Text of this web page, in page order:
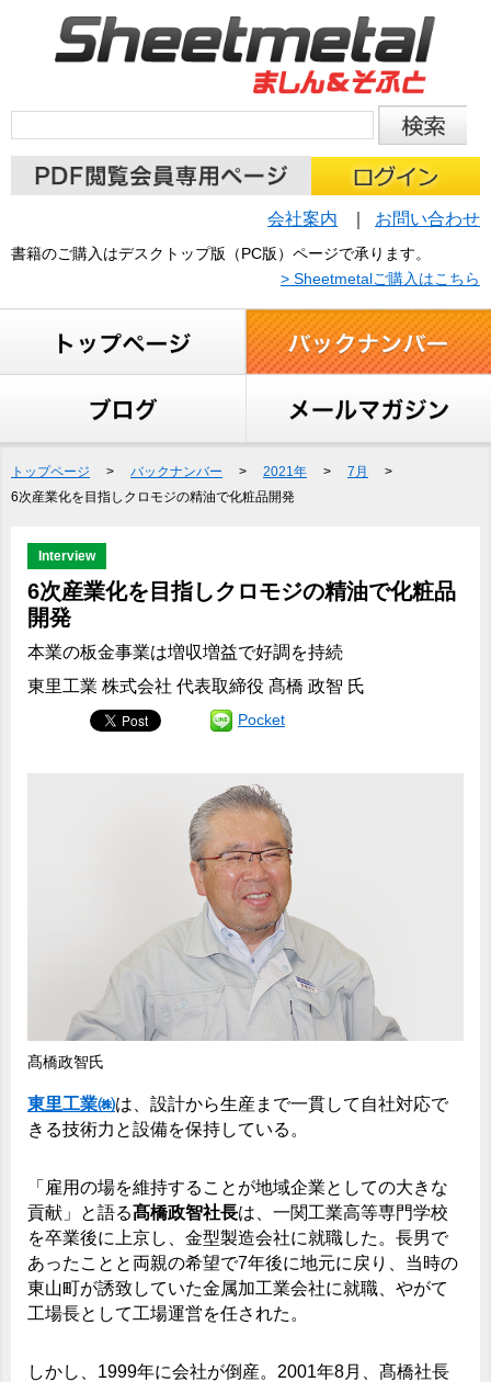
会社案内 お問い合わせ
書籍のご購入はデスクトップ版（PC版）ページで承ります。
> Sheetmetalご購入はこちら
トップページ > バックナンバー > 2021年 > 7月
>
6次産業化を目指しクロモジの精油で化粧品開発
Interview
6次産業化を目指しクロモジの精油で化粧品
開発
本業の板金事業は増収増益で好調を持続
東里工業 株式会社 代表取締役 髙橋 政智 氏
Pocket
髙橋政智氏
東里工業㈱は、設計から生産まで一貫して自社対応で
きる技術力と設備を保持している。
「雇用の場を維持することが地域企業としての大きな
貢献」と語る髙橋政智社長は、一関工業高等専門学校
を卒業後に上京し、金型製造会社に就職した。長男で
あったことと両親の希望で7年後に地元に戻り、当時の
東山町が誘致していた金属加工業会社に就職、やがて
工場長として工場運営を任された。
しかし、1999年に会社が倒産。2001年8月、髙橋社長